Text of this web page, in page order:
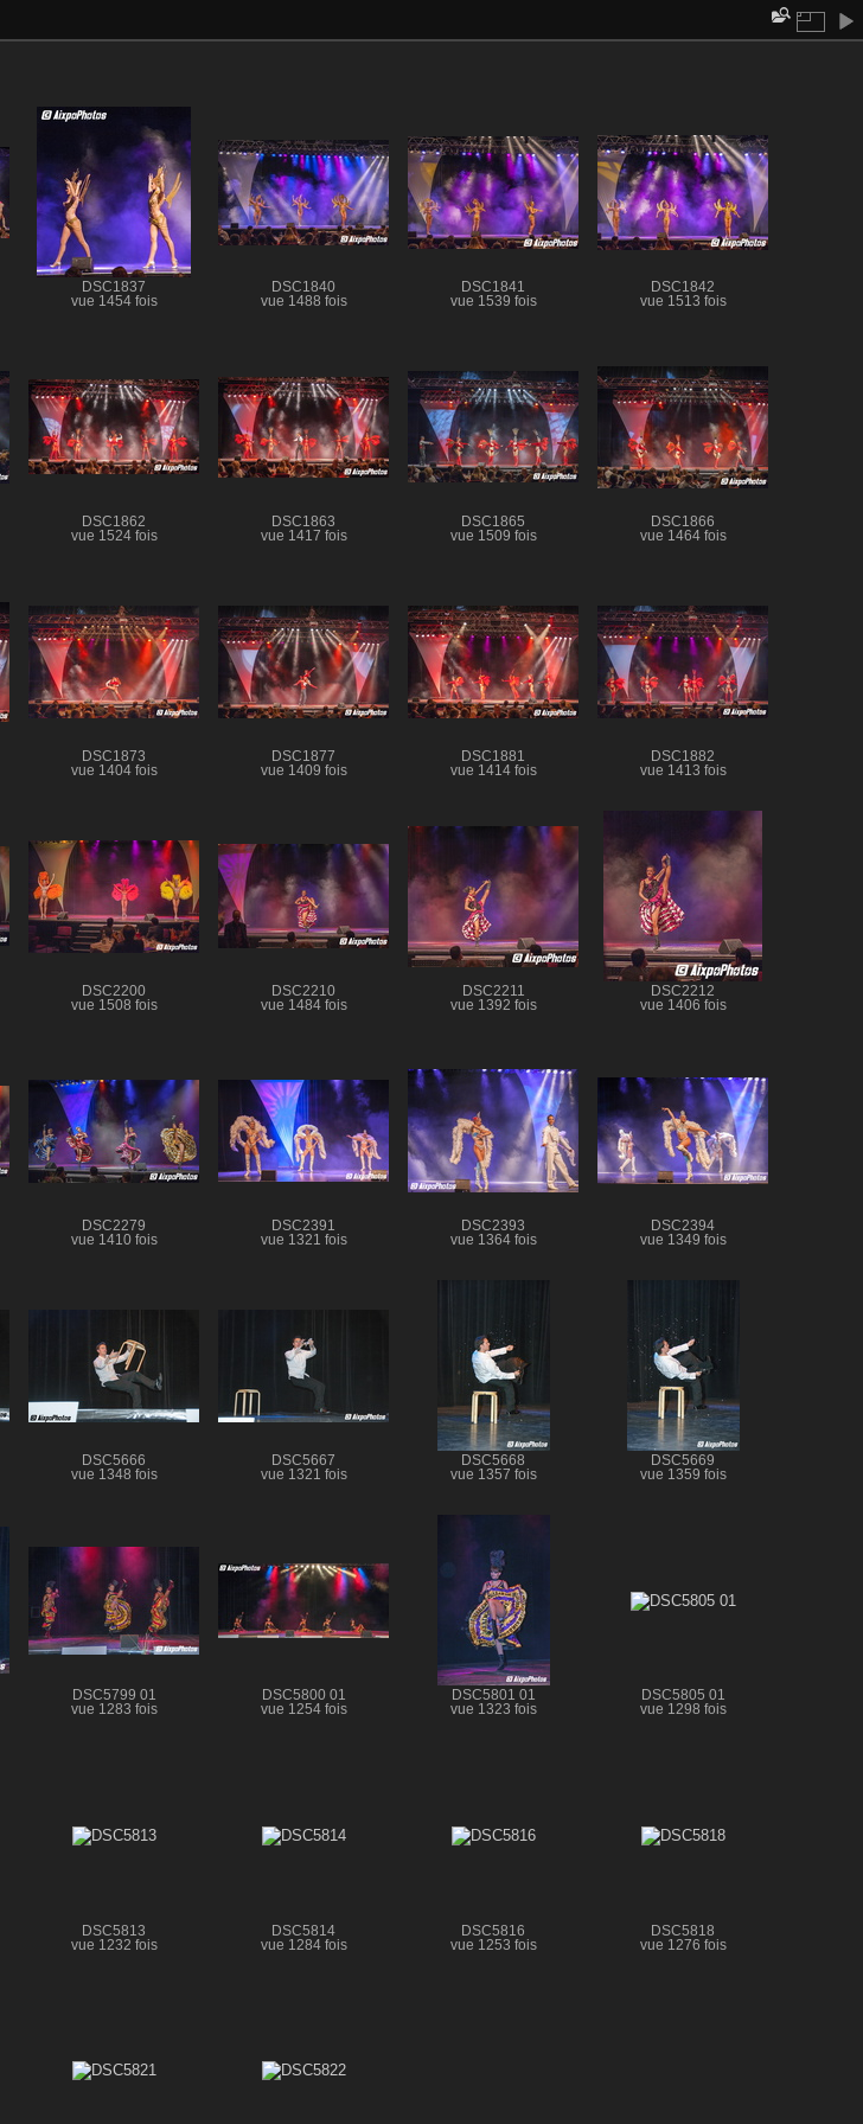
DSC1837
vue 1454 fois
DSC1840
vue 1488 fois
DSC1841
vue 1539 fois
DSC1842
vue 1513 fois
DSC1862
vue 1524 fois
DSC1863
vue 1417 fois
DSC1865
vue 1509 fois
DSC1866
vue 1464 fois
DSC1873
vue 1404 fois
DSC1877
vue 1409 fois
DSC1881
vue 1414 fois
DSC1882
vue 1413 fois
DSC2200
vue 1508 fois
DSC2210
vue 1484 fois
DSC2211
vue 1392 fois
DSC2212
vue 1406 fois
DSC2279
vue 1410 fois
DSC2391
vue 1321 fois
DSC2393
vue 1364 fois
DSC2394
vue 1349 fois
DSC5666
vue 1348 fois
DSC5667
vue 1321 fois
DSC5668
vue 1357 fois
DSC5669
vue 1359 fois
DSC5799 01
vue 1283 fois
DSC5800 01
vue 1254 fois
DSC5801 01
vue 1323 fois
DSC5805 01
vue 1298 fois
DSC5813
vue 1232 fois
DSC5814
vue 1284 fois
DSC5816
vue 1253 fois
DSC5818
vue 1276 fois